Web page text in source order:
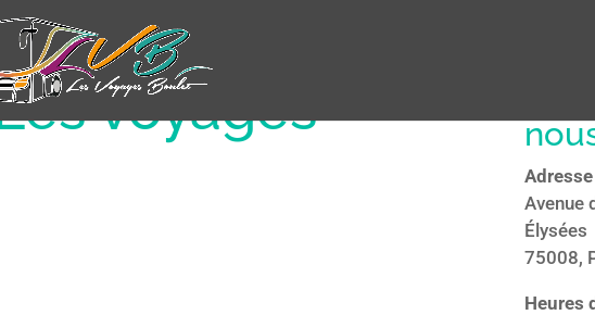
voyages
Adresse
Avenue
Élysées
75008,
Heures